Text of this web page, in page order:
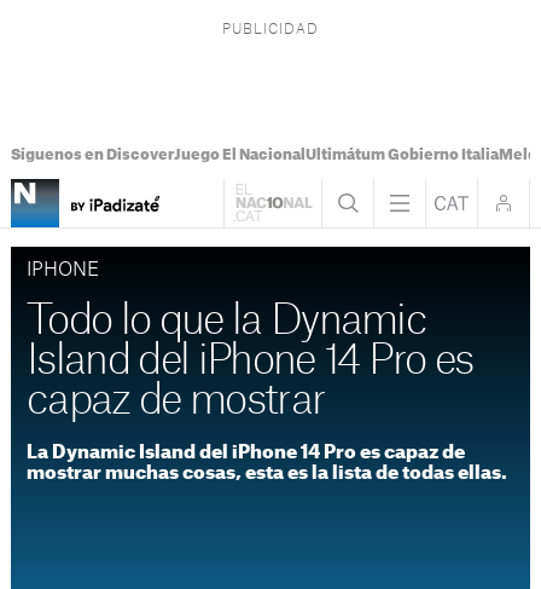
Síguenos en DiscoverJuego El Nacional Ultimátum Gobierno Italia
IPHONE
Todo lo que la Dynamic
Island del iPhone 14 Pro es
capaz de mostrar
La Dynamic Island del iPhone 14 Pro es capaz de
mostrar muchas cosas, esta es la lista de todas ellas.